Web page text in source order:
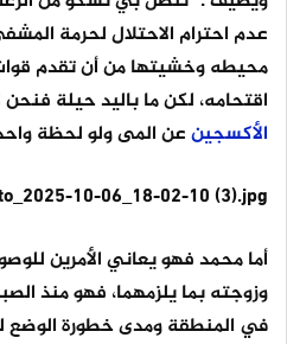
عدم احترام الاحتلال لحرمة
محيطه وخشيتها من أن تقدم قوات
اقتحامه، لكن ما باليد حيلة
الأكسجينعن المى ولو لحظة
10-06_18-02-10 (3).jpg
أما محمد فهو يعاني الأمرين
وزوجته بما يلزمهما، فهو منذ
في المنطقة ومدى خطورة الوضع